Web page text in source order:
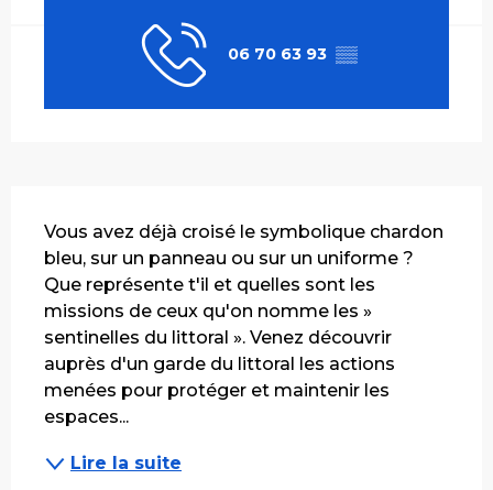
06 70 63 93 ▒▒
Vous avez déjà croisé le symbolique chardon
bleu, sur un panneau ou sur un uniforme ?
Que représente t'il et quelles sont les
missions de ceux qu'on nomme les »
sentinelles du littoral ». Venez découvrir
auprès d'un garde du littoral les actions
menées pour protéger et maintenir les
espaces...
Lire la suite